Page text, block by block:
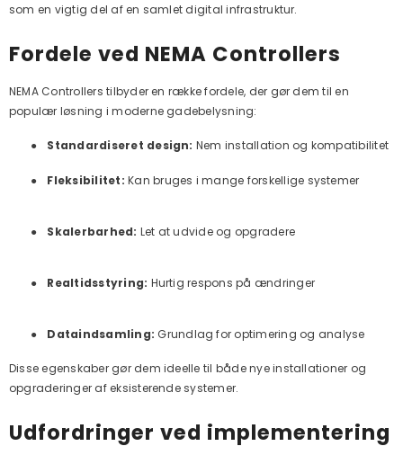
som en vigtig del af en samlet digital infrastruktur.
Fordele ved NEMA Controllers
NEMA Controllers tilbyder en række fordele, der gør dem til en
populær løsning i moderne gadebelysning:
● Standardiseret design: Nem installation og kompatibilitet
● Fleksibilitet: Kan bruges i mange forskellige systemer
● Skalerbarhed: Let at udvide og opgradere
● Realtidsstyring: Hurtig respons på ændringer
● Dataindsamling: Grundlag for optimering og analyse
Disse egenskaber gør dem ideelle til både nye installationer og
opgraderinger af eksisterende systemer.
Udfordringer ved implementering